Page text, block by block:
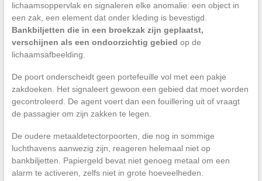
lichaamsoppervlak en signaleren elke anomalie: een object in
een zak, een element dat onder kleding is bevestigd.
Bankbiljetten die in een broekzak zijn geplaatst,
verschijnen als een ondoorzichtig gebied op de
lichaamsafbeelding.
De poort onderscheidt geen portefeuille vol met een pakje
zakdoeken. Het signaleert gewoon een gebied dat moet worden
gecontroleerd. De agent voert dan een fouillering uit of vraagt
de passagier om zijn zakken te legen.
De oudere metaaldetectorpoorten, die nog in sommige
luchthavens aanwezig zijn, reageren helemaal niet op
bankbiljetten. Papiergeld bevat niet genoeg metaal om een
alarm te activeren, zelfs niet in grote hoeveelheden.